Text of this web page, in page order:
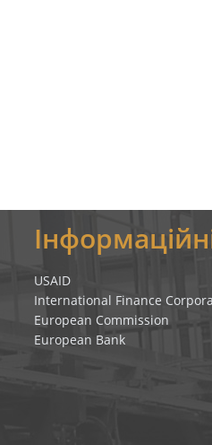
USAID
International Finance
European Commission
European Bank